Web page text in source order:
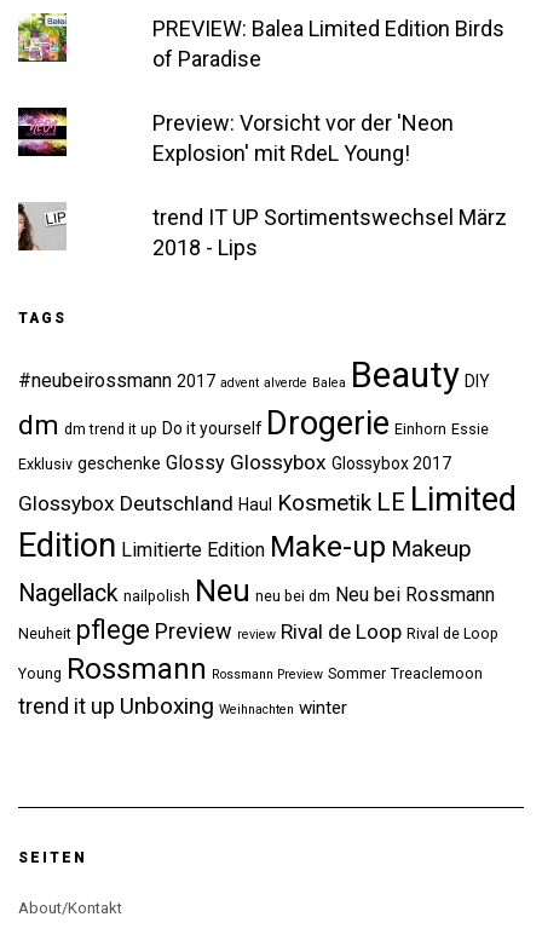
PREVIEW: Balea Limited Edition Birds
of Paradise
Preview: Vorsicht vor der 'Neon
Explosion' mit RdeL Young!
trend IT UP Sortimentswechsel März
2018 - Lips
TAGS
#neubeirossmann 2017 advent alverde Balea Beauty DIY
dm dm trend it up Do it yourself Drogerie Einhorn Essie
Exklusiv geschenke Glossy Glossybox Glossybox 2017
Glossybox Deutschland Haul Kosmetik LE Limited
Edition Limitierte Edition Make-up Makeup
Nagellack nailpolish Neu neu bei dm Neu bei Rossmann
Neuheit pflege Preview review Rival de Loop Rival de Loop
Young Rossmann Rossmann Preview Sommer Treaclemoon
trend it up Unboxing Weihnachten winter
SEITEN
About/Kontakt